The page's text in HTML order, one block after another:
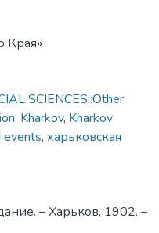
Края»
SCIENCES::Other
, Kharkov, Kharkov
, харьковская
– Харьков, 1902. –